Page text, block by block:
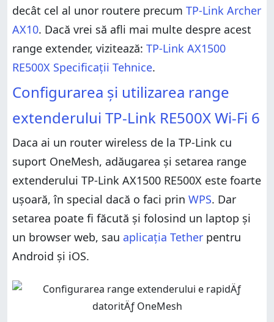
decât cel al unor routere precum TP-Link Archer
AX10. Dacă vrei să afli mai multe despre acest
range extender, vizitează: TP-Link AX1500
RE500X Specificații Tehnice.
Configurarea și utilizarea range
extenderului TP-Link RE500X Wi-Fi 6
Daca ai un router wireless de la TP-Link cu
suport OneMesh, adăugarea și setarea range
extenderului TP-Link AX1500 RE500X este foarte
ușoară, în special dacă o faci prin WPS. Dar
setarea poate fi făcută și folosind un laptop și
un browser web, sau aplicația Tether pentru
Android și iOS.